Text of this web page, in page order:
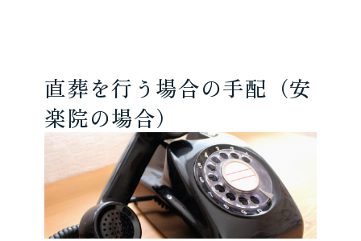
直葬を行う場合の手配（安
楽院の場合）